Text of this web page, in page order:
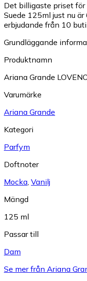
Det billigaste priset för
Suede 125ml just nu är
erbjudande från 10
Grundläggande
Produktnamn
Ariana Grande
Varumärke
Ariana Grande
Kategori
Parfym
Doftnoter
Mocka, Vanilj
Mängd
125 ml
Passar till
Dam
Se mer från Ariana